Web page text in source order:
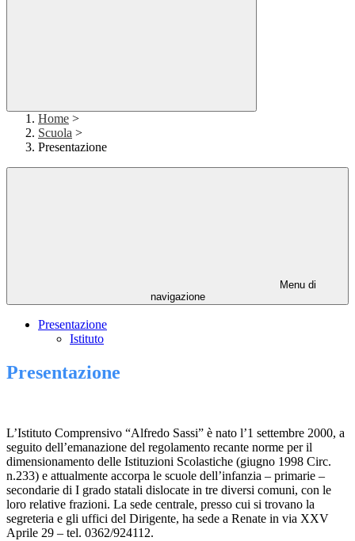
Home >
Scuola >
Presentazione
Menu di
navigazione
Presentazione
Istituto
Presentazione
L’Istituto Comprensivo “Alfredo Sassi” è nato l’1 settembre 2000, a
seguito dell’emanazione del regolamento recante norme per il
dimensionamento delle Istituzioni Scolastiche (giugno 1998 Circ.
n.233) e attualmente accorpa le scuole dell’infanzia – primarie –
secondarie di I grado statali dislocate in tre diversi comuni, con le
loro relative frazioni. La sede centrale, presso cui si trovano la
segreteria e gli uffici del Dirigente, ha sede a Renate in via XXV
Aprile 29 – tel. 0362/924112.